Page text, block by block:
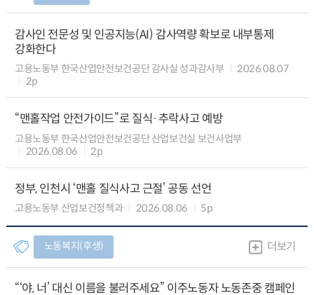
감사인 전문성 및 인공지능(AI) 감사역량 확보로 내부통제
강화한다
고용노동부 한국산업안전보건공단 감사실 성과감사부
2026.08.07
2p
“맨홀작업 안전가이드”로 질식·추락사고 예방
고용노동부 한국산업안전보건공단 산업보건실 보건사업부
2026.08.06
2p
정부, 인천시 ‘맨홀 질식사고 근절’ 공동 선언
고용노동부 산업보건정책과 2026.08.06 5p
노동복지(후생) 더보기
“‘야, 너’ 대신 이름을 불러주세요” 이주노동자 노동존중 캠페인